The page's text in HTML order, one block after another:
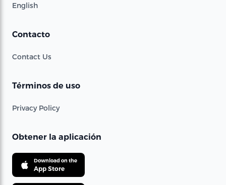
English
Contacto
Contact Us
Términos de uso
Privacy Policy
Obtener la aplicación
Download on the
App Store